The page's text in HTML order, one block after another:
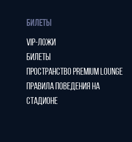
БИЛЕТЫ
VIP-ЛОЖИ
БИЛЕТЫ
ПРОСТРАНСТВО PREMIUM LOUNGE
ПРАВИЛА ПОВЕДЕНИЯ НА
СТАДИОНЕ